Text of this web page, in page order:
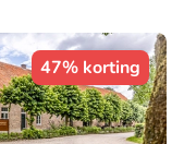
47% korting